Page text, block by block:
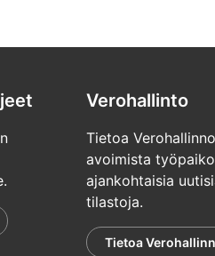
Verohallinto
Tietoa
avoimista
ajankohtaisia
tilastoja.
Tietoa